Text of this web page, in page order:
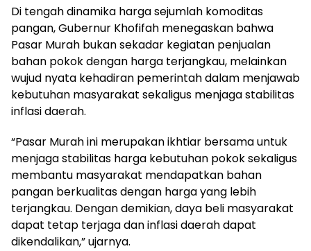
Di tengah dinamika harga sejumlah komoditas
pangan, Gubernur Khofifah menegaskan bahwa
Pasar Murah bukan sekadar kegiatan penjualan
bahan pokok dengan harga terjangkau, melainkan
wujud nyata kehadiran pemerintah dalam menjawab
kebutuhan masyarakat sekaligus menjaga stabilitas
inflasi daerah.
“Pasar Murah ini merupakan ikhtiar bersama untuk
menjaga stabilitas harga kebutuhan pokok sekaligus
membantu masyarakat mendapatkan bahan
pangan berkualitas dengan harga yang lebih
terjangkau. Dengan demikian, daya beli masyarakat
dapat tetap terjaga dan inflasi daerah dapat
dikendalikan,” ujarnya.